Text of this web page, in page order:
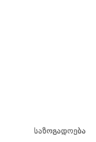
საზოგადოება